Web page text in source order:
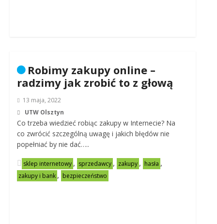
Robimy zakupy online –
radzimy jak zrobić to z głową
13 maja, 2022
UTW Olsztyn
Co trzeba wiedzieć robiąc zakupy w Internecie? Na
co zwrócić szczególną uwagę i jakich błędów nie
popełniać by nie dać…..
sklep internetowy , sprzedawcy , zakupy , hasła ,
zakupy i bank , bezpieczeństwo